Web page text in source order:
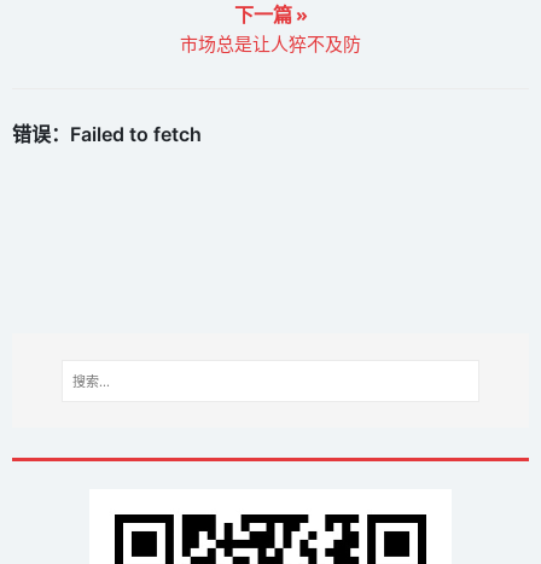
下一篇 »
市场总是让人猝不及防